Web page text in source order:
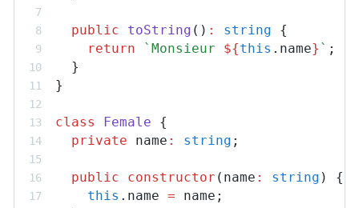
public toString () : string {
return
`Monsieur ${this . name} ` ;
  }
}
class Female {
private
name : string ;
public constructor ( name : string ) {
this . name = name ;